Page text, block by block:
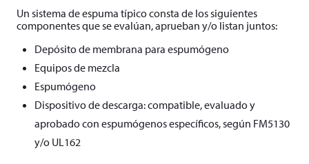
Un sistema de espuma típico consta de los siguientes
componentes que se evalúan, aprueban y/o listan juntos:
Depósito de membrana para espumógeno
Equipos de mezcla
Espumógeno
Dispositivo de descarga: compatible, evaluado y
aprobado con espumógenos específicos, según FM5130
y/o UL162